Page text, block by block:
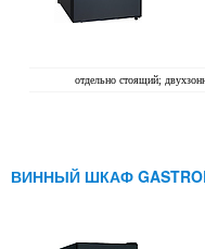
отдельно стоящий;
ВИННЫЙ ШКАФ